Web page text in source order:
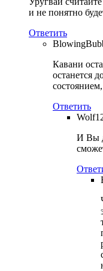
и не понятно
Ответить
Кавани
останется
Ответить
И Вы